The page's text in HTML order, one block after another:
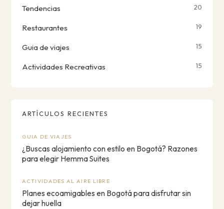
Tendencias 20
Restaurantes 19
Guia de viajes 15
Actividades Recreativas 15
ARTÍCULOS RECIENTES
GUIA DE VIAJES
¿Buscas alojamiento con estilo en Bogotá? Razones
para elegir Hemma Suites
ACTIVIDADES AL AIRE LIBRE
Planes ecoamigables en Bogotá para disfrutar sin
dejar huella